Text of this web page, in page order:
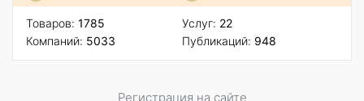
Товаров: 1785
Компаний: 5033
Услуг: 22
Публикаций: 948
Регистрация на сайте